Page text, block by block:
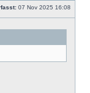
07 Nov 2025 16:08